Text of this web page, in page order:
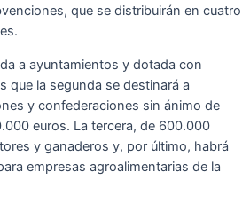
que se distribuirán en cuatro
a ayuntamientos y dotada con
que la segunda se destinará a
y confederaciones sin ánimo de
euros. La tercera, de 600.000
y ganaderos y, por último, habrá
empresas agroalimentarias de la